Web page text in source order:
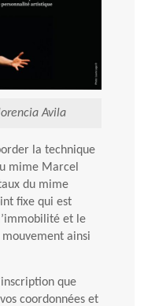
Avila
la technique
mime Marcel
du mime
fixe qui est
et le
mouvement ainsi
que
coordonnées et